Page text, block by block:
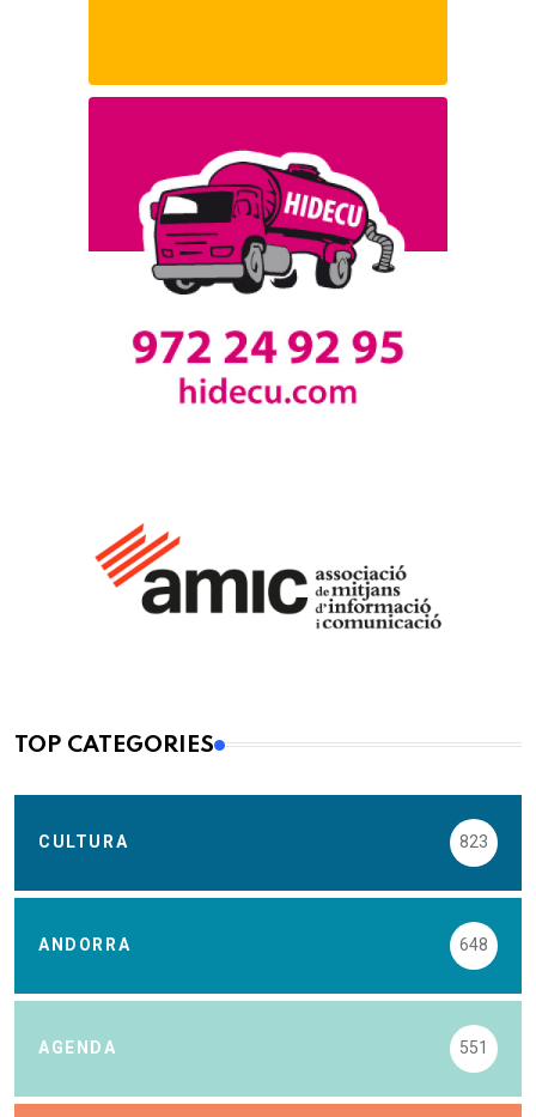
TOP CATEGORIES
CULTURA 823
ANDORRA 648
AGENDA 551